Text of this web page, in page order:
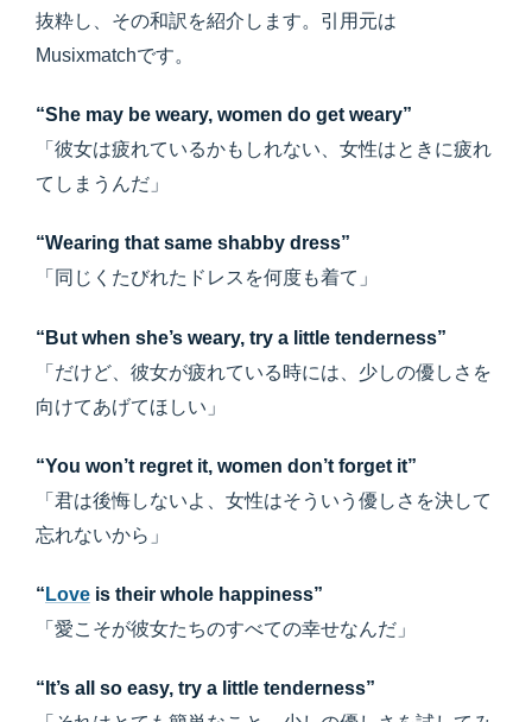
抜粋し、その和訳を紹介します。引用元は
Musixmatchです。
“She may be weary, women do get weary”
「彼女は疲れているかもしれない、女性はときに疲れ
てしまうんだ」
“Wearing that same shabby dress”
「同じくたびれたドレスを何度も着て」
“But when she’s weary, try a little tenderness”
「だけど、彼女が疲れている時には、少しの優しさを
向けてあげてほしい」
“You won’t regret it, women don’t forget it”
「君は後悔しないよ、女性はそういう優しさを決して
忘れないから」
“ Love is their whole happiness”
「愛こそが彼女たちのすべての幸せなんだ」
“It’s all so easy, try a little tenderness”